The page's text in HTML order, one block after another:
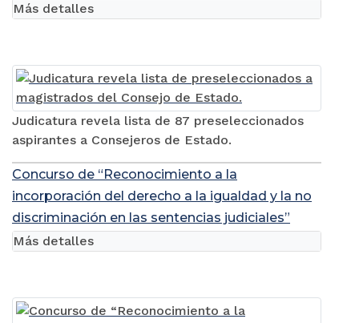
Judicatura revela lista de 87 preseleccionados
aspirantes a Consejeros de Estado.
Más detalles
Concurso de “Reconocimiento a la
incorporación del derecho a la igualdad y la no
discriminación en las sentencias judiciales”
Más detalles